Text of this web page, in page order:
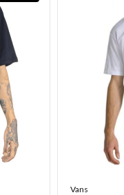
Vans